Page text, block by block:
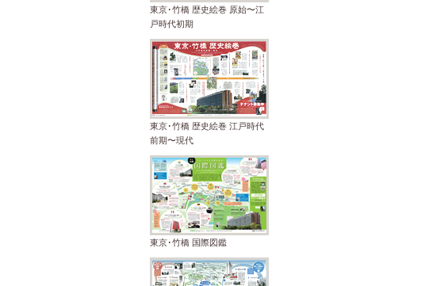
東京･竹橋 歴史絵巻 原始〜江
戸時代初期
東京･竹橋 歴史絵巻 江戸時代
前期〜現代
東京･竹橋 国際図鑑